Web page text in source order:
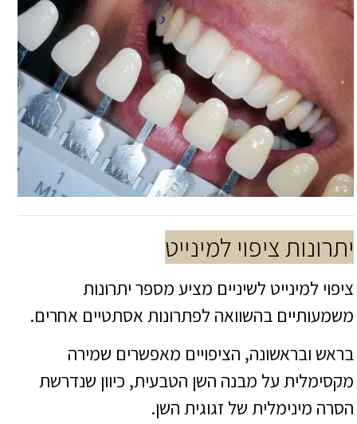
יתרונות ציפוי למינייט
ציפוי למינייט לשיניים מציע מספר יתרונות
משמעותיים בהשוואה לפתרונות אסתטיים אחרים.
בראש ובראשונה, הציפויים מאפשרים שמירה
מקסימלית על מבנה השן הטבעית, כיוון שנדרשת
הסרה מינימלית של זגוגית השן.